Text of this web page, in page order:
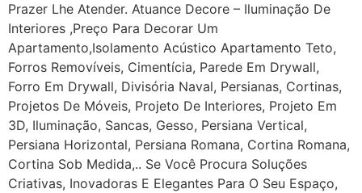
Prazer Lhe Atender. Atuance Decore – Iluminação De
Interiores ,Preço Para Decorar Um
Apartamento,Isolamento Acústico Apartamento Teto,
Forros Removíveis, Cimentícia, Parede Em Drywall,
Forro Em Drywall, Divisória Naval, Persianas, Cortinas,
Projetos De Móveis, Projeto De Interiores, Projeto Em
3D, Iluminação, Sancas, Gesso, Persiana Vertical,
Persiana Horizontal, Persiana Romana, Cortina Romana,
Cortina Sob Medida,.. Se Você Procura Soluções
Criativas, Inovadoras E Elegantes Para O Seu Espaço,